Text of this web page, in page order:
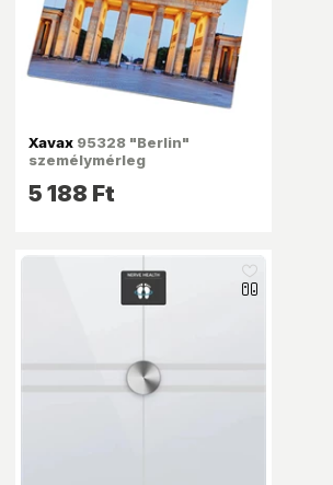
Xavax 95328 "Berlin"
személymérleg
5 188 Ft
like_16